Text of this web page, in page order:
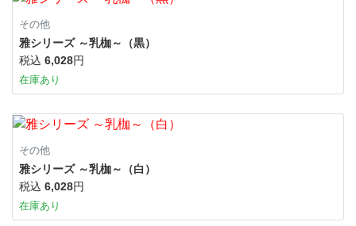
その他
雅シリーズ ～乳枷～（黒）
税込 6,028円
在庫あり
その他
雅シリーズ ～乳枷～（白）
税込 6,028円
在庫あり